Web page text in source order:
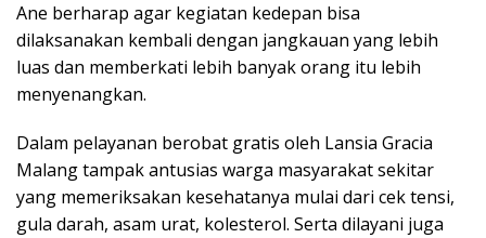
Ane berharap agar kegiatan kedepan bisa
dilaksanakan kembali dengan jangkauan yang lebih
luas dan memberkati lebih banyak orang itu lebih
menyenangkan.
Dalam pelayanan berobat gratis oleh Lansia Gracia
Malang tampak antusias warga masyarakat sekitar
yang memeriksakan kesehatanya mulai dari cek tensi,
gula darah, asam urat, kolesterol. Serta dilayani juga